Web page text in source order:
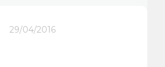
29/04/2016